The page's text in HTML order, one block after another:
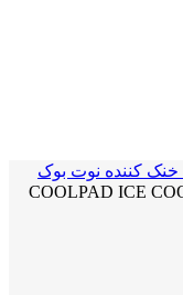
خنک کننده نوت بوک